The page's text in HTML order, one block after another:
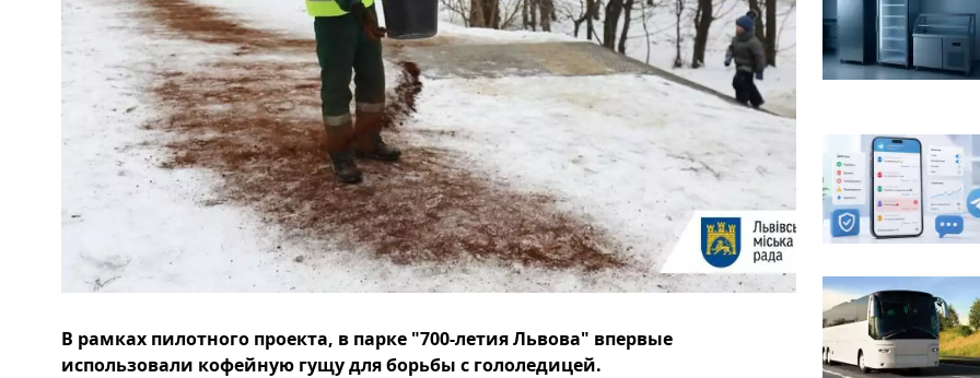
В рамках пилотного проекта, в парке "700-летия Львова" впервые
использовали кофейную гущу для борьбы с гололедицей.